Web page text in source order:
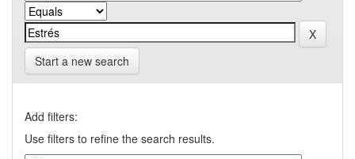
Start a new search
Add filters:
Use filters to refine the search results.